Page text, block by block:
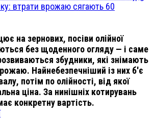
втрати врожаю сягають 60
на зернових, посіви олійної
без щоденного огляду — і саме
збудники, які знімають
Найнебезпечніший із них б'є
потім по олійності, від якої
ціна. За нинішніх котирувань
конкретну вартість.